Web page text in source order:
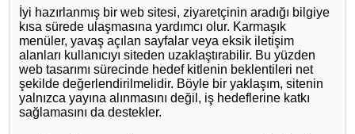
İyi hazırlanmış bir web sitesi, ziyaretçinin aradığı bilgiye
kısa sürede ulaşmasına yardımcı olur. Karmaşık
menüler, yavaş açılan sayfalar veya eksik iletişim
alanları kullanıcıyı siteden uzaklaştırabilir. Bu yüzden
web tasarımı sürecinde hedef kitlenin beklentileri net
şekilde değerlendirilmelidir. Böyle bir yaklaşım, sitenin
yalnızca yayına alınmasını değil, iş hedeflerine katkı
sağlamasını da destekler.